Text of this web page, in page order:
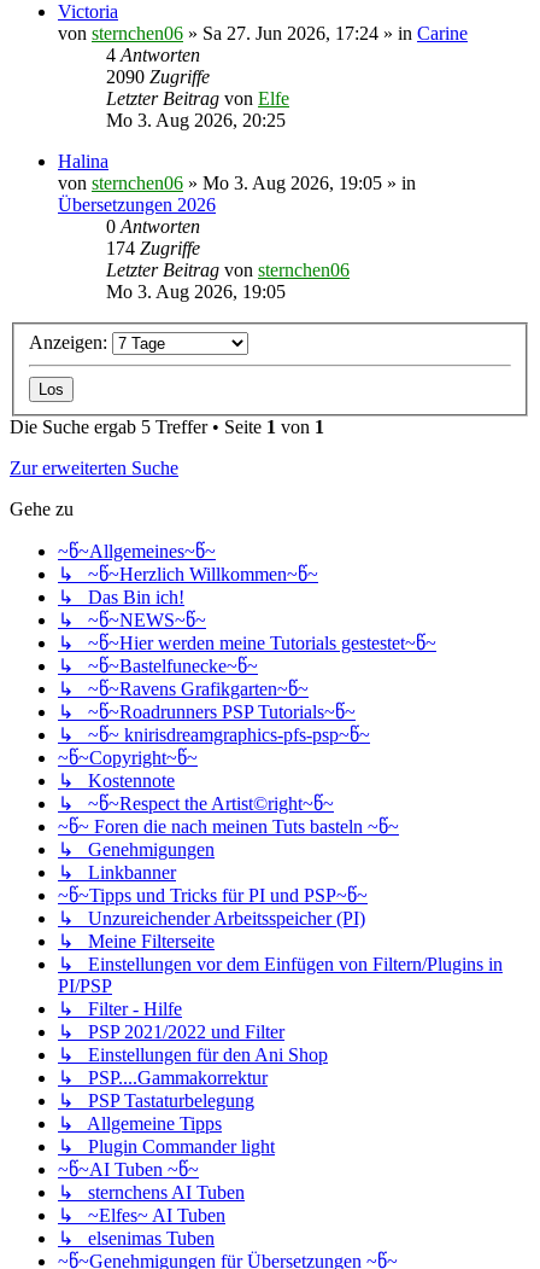
Victoria
von sternchen06 » Sa 27. Jun 2026, 17:24 » in Carine
4 Antworten
2090 Zugriffe
Letzter Beitrag von Elfe
Mo 3. Aug 2026, 20:25
Halina
von sternchen06 » Mo 3. Aug 2026, 19:05 » in
Übersetzungen 2026
0 Antworten
174 Zugriffe
Letzter Beitrag von sternchen06
Mo 3. Aug 2026, 19:05
Anzeigen:
Die Suche ergab 5 Treffer • Seite 1 von 1
Zur erweiterten Suche
Gehe zu
~წ~Allgemeines~წ~
↳ ~წ~Herzlich Willkommen~წ~
↳ Das Bin ich!
↳ ~წ~NEWS~წ~
↳ ~წ~Hier werden meine Tutorials gestestet~წ~
↳ ~წ~Bastelfunecke~წ~
↳ ~წ~Ravens Grafikgarten~წ~
↳ ~წ~Roadrunners PSP Tutorials~წ~
↳ ~წ~ knirisdreamgraphics-pfs-psp~წ~
~წ~Copyright~წ~
↳ Kostennote
↳ ~წ~Respect the Artist©right~წ~
~წ~ Foren die nach meinen Tuts basteln ~წ~
↳ Genehmigungen
↳ Linkbanner
~წ~Tipps und Tricks für PI und PSP~წ~
↳ Unzureichender Arbeitsspeicher (PI)
↳ Meine Filterseite
↳ Einstellungen vor dem Einfügen von Filtern/Plugins in
PI/PSP
↳ Filter - Hilfe
↳ PSP 2021/2022 und Filter
↳ Einstellungen für den Ani Shop
↳ PSP....Gammakorrektur
↳ PSP Tastaturbelegung
↳ Allgemeine Tipps
↳ Plugin Commander light
~წ~AI Tuben ~წ~
↳ sternchens AI Tuben
↳ ~Elfes~ AI Tuben
↳ elsenimas Tuben
~წ~Genehmigungen für Übersetzungen ~წ~